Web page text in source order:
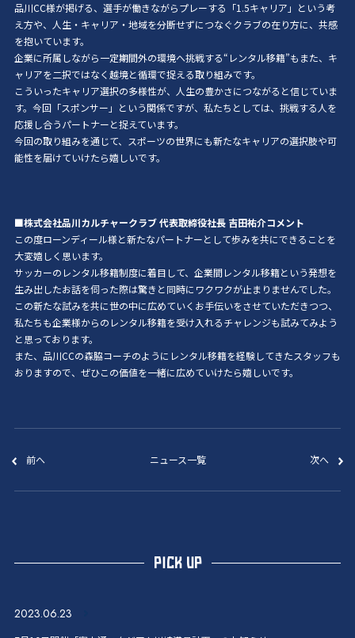
品川CC様が掲げる、選手が働きながらプレーする「1.5キャリア」という考
え方や、人生・キャリア・地域を分断せずにつなぐクラブの在り方に、共感
を抱いています。
企業に所属しながら一定期間外の環境へ挑戦する“レンタル移籍”もまた、キ
ャリアを二択ではなく越境と循環で捉える取り組みです。
こういったキャリア選択の多様性が、人生の豊かさにつながると信じていま
す。今回「スポンサー」という関係ですが、私たちとしては、挑戦する人を
応援し合うパートナーと捉えています。
今回の取り組みを通じて、スポーツの世界にも新たなキャリアの選択肢や可
能性を届けていけたら嬉しいです。
■株式会社品川カルチャークラブ 代表取締役社長 吉田祐介コメント
この度ローンディール様と新たなパートナーとして歩みを共にできることを
大変嬉しく思います。
サッカーのレンタル移籍制度に着目して、企業間レンタル移籍という発想を
生み出したお話を伺った際は驚きと同時にワクワクが止まりませんでした。
この新たな試みを共に世の中に広めていくお手伝いをさせていただきつつ、
私たちも企業様からのレンタル移籍を受け入れるチャレンジも試みてみよう
と思っております。
また、品川CCの森脇コーチのようにレンタル移籍を経験してきたスタッフも
おりますので、ぜひこの価値を一緒に広めていけたら嬉しいです。
前へ ニュース一覧 次へ
PICK UP
2023.06.23